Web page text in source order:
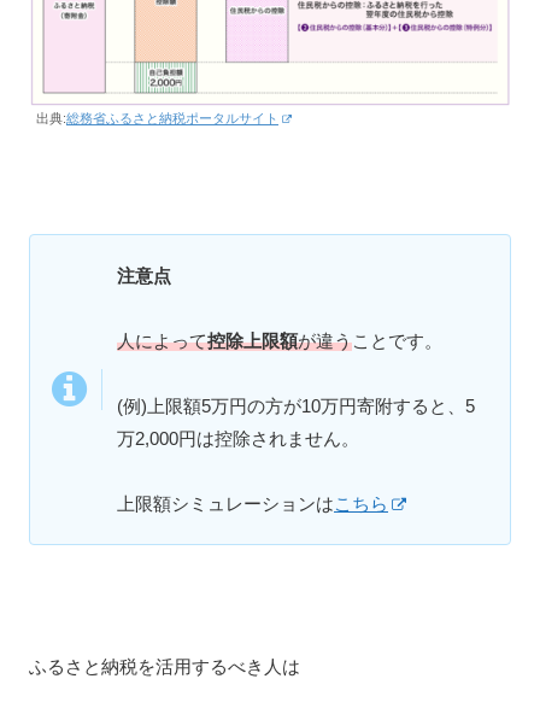
出典:総務省ふるさと納税ポータルサイト
注意点
人によって控除上限額が違うことです。
(例)上限額5万円の方が10万円寄附すると、5
万2,000円は控除されません。
上限額シミュレーションはこちら
ふるさと納税を活用するべき人は